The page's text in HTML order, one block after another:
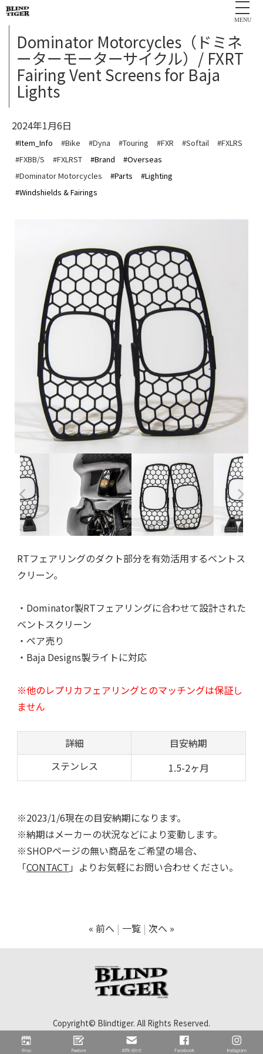
MENU
Dominator Motorcycles（ドミネ
ーターモーターサイクル）/ FXRT
Fairing Vent Screens for Baja
Lights
2024年1月6日
#Item_Info #Bike #Dyna #Touring #FXR #Softail
#FXLRS
#FXBB/S
#FXLRST #Brand
#Overseas
#Dominator Motorcycles
#Parts
#Lighting
#Windshields & Fairings
RTフェアリングのダクト部分を有効活用するベントス
クリーン。
・ Dominator製RTフェアリングに合わせて設計された
ベントスクリーン
・ ペア売り
・Baja Designs製ライトに対応
※他のレプリカフェアリングとのマッチングは保証し
ません
詳細
目安納期
ステンレス
1.5-2ヶ月
※2023/1/6現在の目安納期になります。
※納期はメーカーの状況などにより変動します。
※SHOPページの無い商品をご希望の場合、
「CONTACT 」よりお気軽にお問い合わせください。
« 前へ 一覧 次へ »
Copyright© Blindtiger. All Rights Reserved.